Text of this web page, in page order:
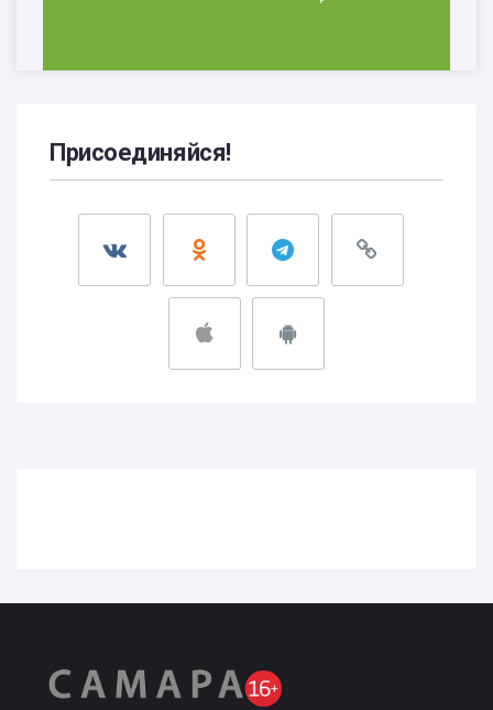
Присоединяйся!